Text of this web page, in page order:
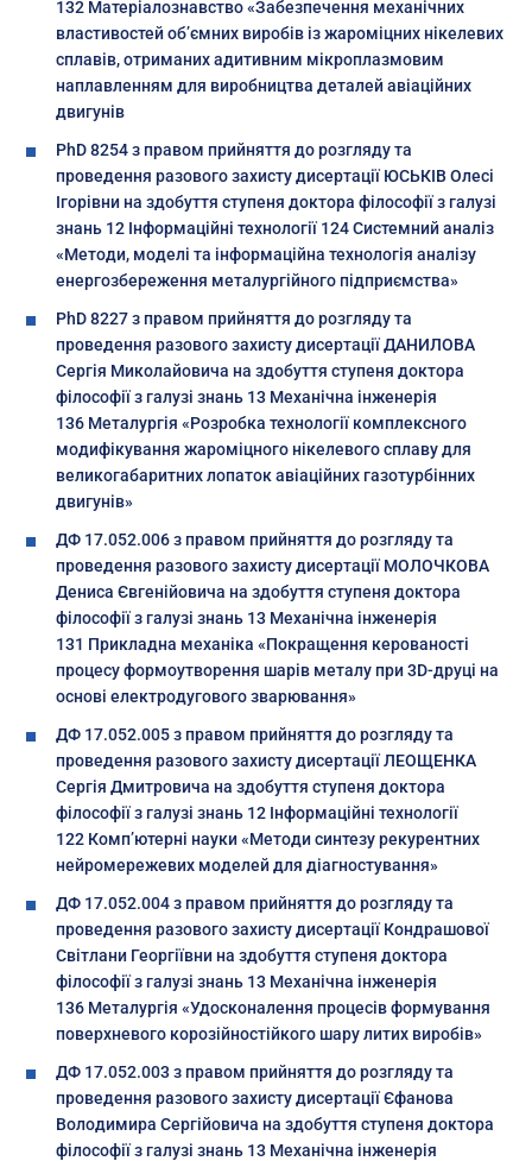
132 Матеріалознавство «Забезпечення механічних
властивостей об’ємних виробів із жароміцних нікелевих
сплавів, отриманих адитивним мікроплазмовим
наплавленням для виробництва деталей авіаційних
двигунів
PhD 8254 з правом прийняття до розгляду та
проведення разового захисту дисертації ЮСЬКІВ Олесі
Ігорівни на здобуття ступеня доктора філософії з галузі
знань 12 Інформаційні технології 124 Системний аналіз
«Методи, моделі та інформаційна технологія аналізу
енергозбереження металургійного підприємства»
PhD 8227 з правом прийняття до розгляду та
проведення разового захисту дисертації ДАНИЛОВА
Сергія Миколайовича на здобуття ступеня доктора
філософії з галузі знань 13 Механічна інженерія
136 Металургія «Розробка технології комплексного
модифікування жароміцного нікелевого сплаву для
великогабаритних лопаток авіаційних газотурбінних
двигунів»
ДФ 17.052.006 з правом прийняття до розгляду та
проведення разового захисту дисертації МОЛОЧКОВА
Дениса Євгенійовича на здобуття ступеня доктора
філософії з галузі знань 13 Механічна інженерія
131 Прикладна механіка «Покращення керованості
процесу формоутворення шарів металу при 3D-друці на
основі електродугового зварювання»
ДФ 17.052.005 з правом прийняття до розгляду та
проведення разового захисту дисертації ЛЕОЩЕНКА
Сергія Дмитровича на здобуття ступеня доктора
філософії з галузі знань 12 Інформаційні технології
122 Комп’ютерні науки «Методи синтезу рекурентних
нейромережевих моделей для діагностування»
ДФ 17.052.004 з правом прийняття до розгляду та
проведення разового захисту дисертації Кондрашової
Світлани Георгіївни на здобуття ступеня доктора
філософії з галузі знань 13 Механічна інженерія
136 Металургія «Удосконалення процесів формування
поверхневого корозійностійкого шару литих виробів»
ДФ 17.052.003 з правом прийняття до розгляду та
проведення разового захисту дисертації Єфанова
Володимира Сергійовича на здобуття ступеня доктора
філософії з галузі знань 13 Механічна інженерія